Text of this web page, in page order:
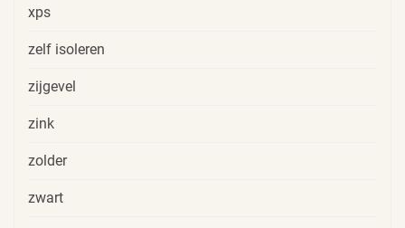
xps
zelf isoleren
zijgevel
zink
zolder
zwart